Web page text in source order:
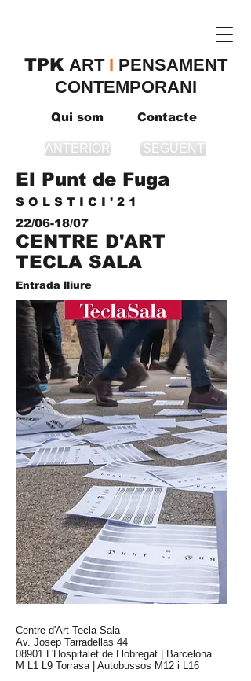
TPK ​ART I PENSAMENT
CONTEMPORANI
Qui som Contacte
ANTERIOR SEGÜENT
El Punt de Fuga
S O L S T I C I ' 2 1
22/06-18/07
CENTRE D'ART
TECLA SALA
Entrada lliure
Centre d'Art Tecla Sala
Av. Josep Tarradellas 44
08901 L'Hospitalet de Llobregat | Barcelona
M L1 L9 Torrasa | Autobussos M12 i L16​